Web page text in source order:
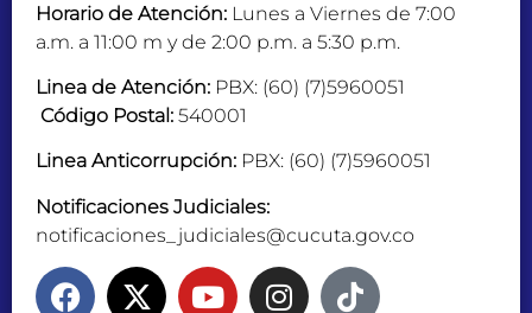
Horario de Atención: Lunes a Viernes de 7:00
a.m. a 11:00 m y de 2:00 p.m. a 5:30 p.m.
Linea de Atención: PBX: (60) (7)5960051
Código Postal: 540001
Linea Anticorrupción: PBX: (60) (7)5960051
Notificaciones Judiciales:
notificaciones_judiciales@cucuta.gov.co